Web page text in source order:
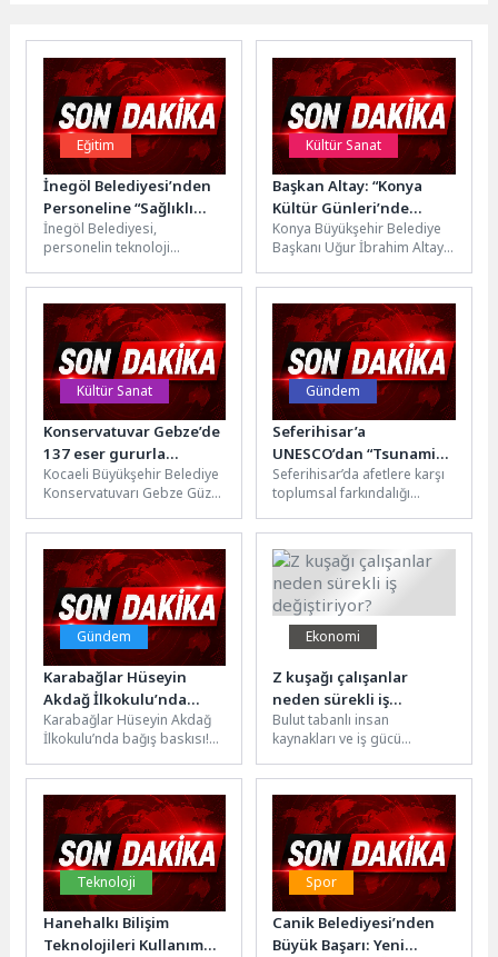
Eğitim
İnegöl Belediyesi’nden
Personeline “Sağlıklı
Dijital Yaşam Ve Ekran
Kullanımı Yönetimi”
Eğitimi
İnegöl Belediyesi,
personelin teknoloji
farkındalığını artırmak ve
dijital araçların bilinçli ve
sağlıklı kullanımını...
Kültür Sanat
Başkan Altay: “Konya
Kültür Günleri’nde
Şehrimizin Güzelliklerini
Hep Birlikte Yeniden
Hatırlamış Oluyoruz”
Konya Büyükşehir Belediye
Başkanı Uğur İbrahim Altay,
tarafından Kültürpark’ta ilk
kez düzenlenen Konya...
Kültür Sanat
Konservatuvar Gebze’de
137 eser gururla
sunuldu
Kocaeli Büyükşehir Belediye
Konservatuvarı Gebze Güzel
Bölümleri, düzenlenen “Yıl
Sonu Öğrencisi Sergisi”...
Gündem
Seferihisar’a
UNESCO’dan “Tsunamiye
Dayanıklı Kent”
sertifikası
Seferihisar’da afetlere karşı
toplumsal farkındalığı
afetlere hazırlamak amacıyla
Sığacık 80. Yıl...
Gündem
Karabağlar Hüseyin
Akdağ İlkokulu’nda
Bağış Baskısı!
Karabağlar Hüseyin Akdağ
İlkokulu’nda bağış baskısı!
yakını “Bölgede çok fakir
aileler...
Ekonomi
Z kuşağı çalışanlar
neden sürekli iş
değiştiriyor?
Bulut tabanlı insan
kaynakları ve iş gücü
hazırladığı Kuşak Analiz
Raporu’na göre, X...
Teknoloji
Hanehalkı Bilişim
Teknolojileri Kullanım
Spor
Canik Belediyesi’nden
Büyük Başarı: Yeni